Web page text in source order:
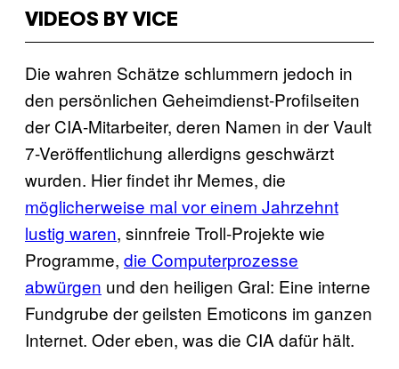
VIDEOS BY VICE
Die wahren Schätze schlummern jedoch in
den persönlichen Geheimdienst-Profilseiten
der CIA-Mitarbeiter, deren Namen in der Vault
7-Veröffentlichung allerdigns geschwärzt
wurden. Hier findet ihr Memes, die
möglicherweise mal vor einem Jahrzehnt
lustig waren, sinnfreie Troll-Projekte wie
Programme, die Computerprozesse
abwürgen und den heiligen Gral: Eine interne
Fundgrube der geilsten Emoticons im ganzen
Internet. Oder eben, was die CIA dafür hält.